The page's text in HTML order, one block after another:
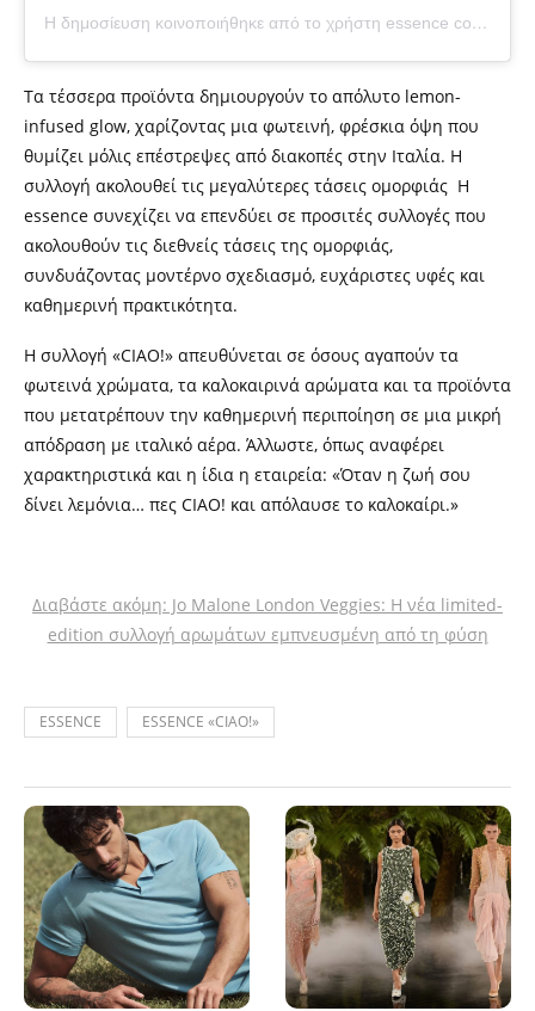
Η δημοσίευση κοινοποιήθηκε από το χρήστη essence cosmetics (@essence_cosmetics)
Τα τέσσερα προϊόντα δημιουργούν το απόλυτο lemon-
infused glow, χαρίζοντας μια φωτεινή, φρέσκια όψη που
θυμίζει μόλις επέστρεψες από διακοπές στην Ιταλία. Η
συλλογή ακολουθεί τις μεγαλύτερες τάσεις ομορφιάς Η
essence συνεχίζει να επενδύει σε προσιτές συλλογές που
ακολουθούν τις διεθνείς τάσεις της ομορφιάς,
συνδυάζοντας μοντέρνο σχεδιασμό, ευχάριστες υφές και
καθημερινή πρακτικότητα.
Η συλλογή «CIAO!» απευθύνεται σε όσους αγαπούν τα
φωτεινά χρώματα, τα καλοκαιρινά αρώματα και τα προϊόντα
που μετατρέπουν την καθημερινή περιποίηση σε μια μικρή
απόδραση με ιταλικό αέρα. Άλλωστε, όπως αναφέρει
χαρακτηριστικά και η ίδια η εταιρεία: «Όταν η ζωή σου
δίνει λεμόνια… πες CIAO! και απόλαυσε το καλοκαίρι.»
Διαβάστε ακόμη: Jo Malone London Veggies: Η νέα limited-
edition συλλογή αρωμάτων εμπνευσμένη από τη φύση
ESSENCE ESSENCE «CIAO!»